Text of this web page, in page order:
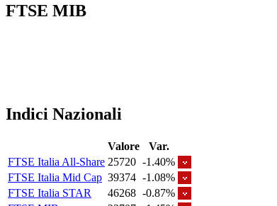
FTSE MIB
Indici Nazionali
Valore
Var.
FTSE Italia All-Share 25720 -1.40%
FTSE Italia Mid Cap 39374 -1.08%
FTSE Italia STAR
46268 -0.87%